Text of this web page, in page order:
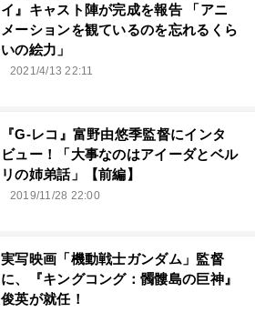
イ』キャスト陣が完成を報告 「アニ
メーションを観ているのを忘れるくら
いの絵力」
2021/4/13 22:11
『G-レコ』富野由悠季監督にインタ
ビュー！「大事なのはアイーダとベル
リの姉弟話」【前編】
2019/11/28 22:00
実写映画「機動戦士ガンダム」監督
に、『キングコング：髑髏島の巨神』
俊英が就任！